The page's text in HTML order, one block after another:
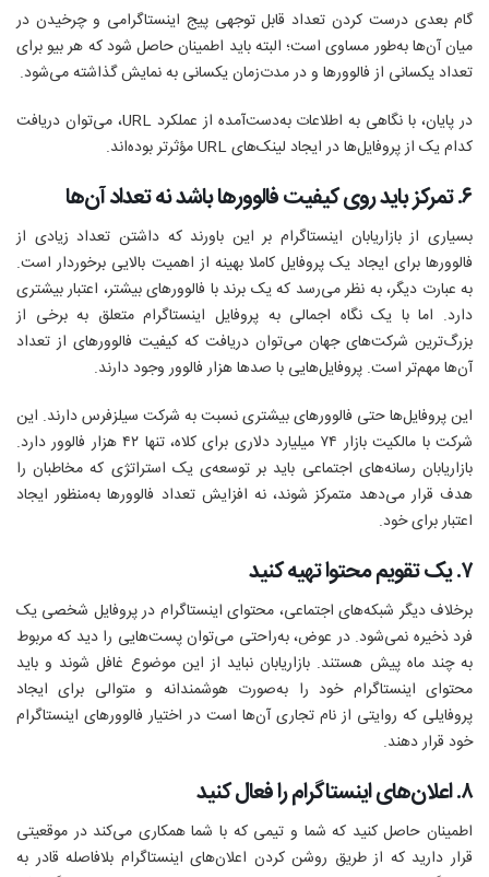
گام بعدی درست کردن تعداد قابل‌ توجهی پیج اینستاگرامی و چرخیدن در
میان آن‌ها به‌طور مساوی است؛ البته باید اطمینان حاصل شود که هر بیو برای
تعداد یکسانی از فالوورها و در مدت‌زمان یکسانی به نمایش گذاشته می‌شود.
در پایان، با نگاهی به اطلاعات به‌دست‌آمده از عملکرد URL، می‌توان دریافت
کدام یک از پروفایل‌ها در ایجاد لینک‌های URL مؤثرتر بوده‌اند.
۶. تمرکز باید روی کیفیت فالوورها باشد نه تعداد آن‌ها
بسیاری از بازاریابان اینستاگرام بر این باورند که داشتن تعداد زیادی از
فالوورها برای ایجاد یک پروفایل کاملا بهینه از اهمیت بالایی بر‌خوردار است.
به عبارت دیگر، به نظر می‌رسد که یک برند با فالوورهای بیشتر، اعتبار بیشتری
دارد. اما با یک نگاه اجمالی به پروفایل اینستاگرام متعلق به برخی از
بزرگ‌ترین شرکت‌های جهان می‌توان دریافت که کیفیت فالوورهای از تعداد
آن‌ها مهم‌تر است. پروفایل‌هایی با صدها هزار فالوور وجود دارند.
این پروفایل‌ها حتی فالوورهای بیشتری نسبت به شرکت سیلزفرس دارند. این
شرکت با مالکیت بازار ۷۴ میلیارد دلاری برای کلاه، تنها ۴۲ هزار فالوور دارد.
بازاریابان رسانه‌های اجتماعی باید بر توسعه‌ی یک استراتژی که مخاطبان را
هدف قرار می‌دهد متمرکز شوند، نه افزایش تعداد فالوورها به‌منظور ایجاد
اعتبار برای خود.
۷. یک تقویم محتوا تهیه کنید
برخلاف دیگر شبکه‌های اجتماعی، محتوای اینستاگرام در پروفایل شخصی یک
فرد ذخیره نمی‌شود. در عوض، به‌راحتی می‌توان پست‌هایی را دید که مربوط
به چند ماه پیش هستند. بازاریابان نباید از این موضوع غافل شوند و باید
محتوای اینستاگرام خود را به‌صورت هوشمندانه و متوالی برای ایجاد
پروفایلی که روایتی از نام تجاری آن‌ها است در اختیار فالوورهای اینستاگرام
خود قرار دهند.
۸. اعلان‌های اینستاگرام را فعال کنید
اطمینان حاصل کنید که شما و تیمی که با شما همکاری می‌کند در موقعیتی
قرار دارید که از طریق روشن کردن اعلان‌های اینستاگرام بلافاصله قادر به